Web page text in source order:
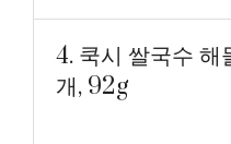
4. 쿡시 쌀국수
개, 92g